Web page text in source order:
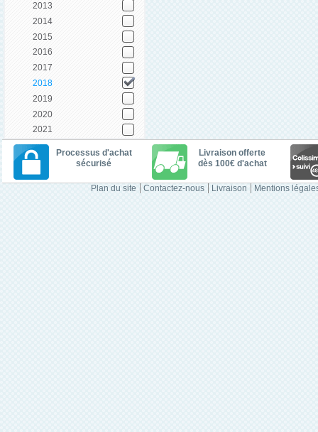
2013
2014
2015
2016
2017
2018
2019
2020
2021
Processus d'achat
sécurisé
Livraison offerte
dès 100€ d'achat
Plan du site Contactez-nous Livraison Mentions